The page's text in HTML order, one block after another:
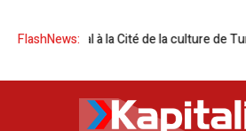
FlashNews:
festival à la Cité de la culture de Tunis